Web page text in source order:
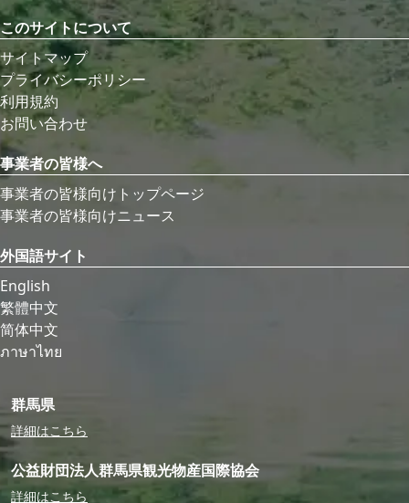
このサイトについて
サイトマップ
プライバシーポリシー
利用規約
お問い合わせ
事業者の皆様へ
事業者の皆様向けトップページ
事業者の皆様向けニュース
外国語サイト
English
繁體中文
简体中文
ภาษาไทย
群馬県
詳細はこちら
公益財団法人群馬県観光物産国際協会
詳細はこちら